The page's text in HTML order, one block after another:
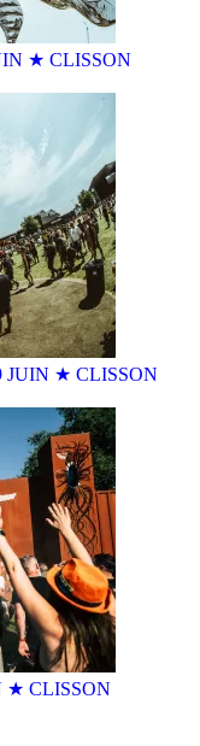
★ CLISSON
JUIN ★ CLISSON
★ CLISSON